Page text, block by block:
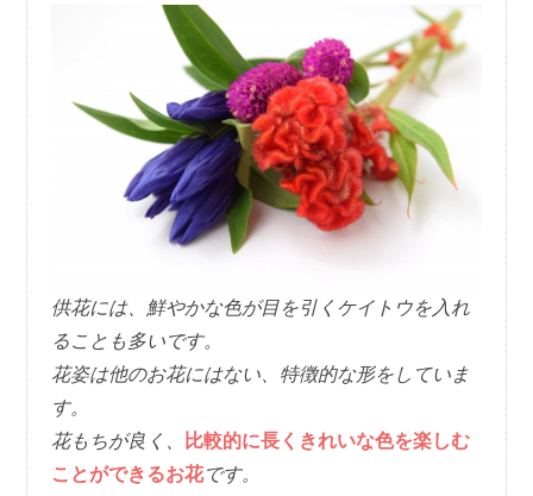
供花には、鮮やかな色が目を引くケイトウを入れ
ることも多いです。
花姿は他のお花にはない、特徴的な形をしていま
す。
花もちが良く、
比較的に長くきれいな色を楽しむ
ことができるお花です。